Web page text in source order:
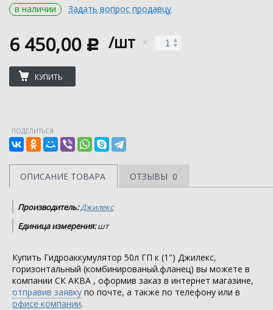
в наличии
Задать вопрос продавцу
6 450,00 c /шт
КУПИТЬ
ПОДЕЛИТЬСЯ:
ОПИСАНИЕ ТОВАРА ОТЗЫВЫ 0
Производитель:Джилекс
Единица измерения:шт
Купить Гидроаккумулятор 50л ГП к (1") Джилекс,
горизонтальный (комбинированый.фланец) вы можете в
компании СК АКВА , оформив заказ в интернет магазине,
отправив заявку по почте, а также по телефону или в
офисе компании.